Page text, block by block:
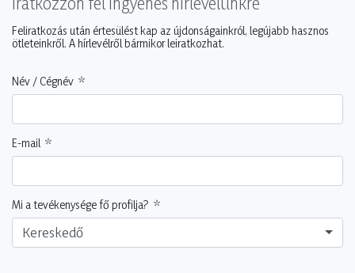
Feliratkozás után értesülést kap az újdonságainkról, legújabb hasznos
ötleteinkről. A hírlevélről bármikor leiratkozhat.
Név / Cégnév
E-mail
Mi a tevékenysége fő profilja?
Kereskedő